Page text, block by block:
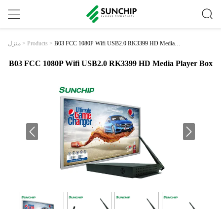
منزل > Products > B03 FCC 1080P Wifi USB2.0 RK3399 HD Media P
B03 FCC 1080P Wifi USB2.0 RK3399 HD Media Player Box